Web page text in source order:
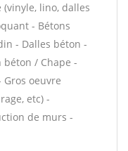
lino, dalles
- Bétons
- Dalles béton -
béton / Chape -
oeuvre
etc) -
de murs -